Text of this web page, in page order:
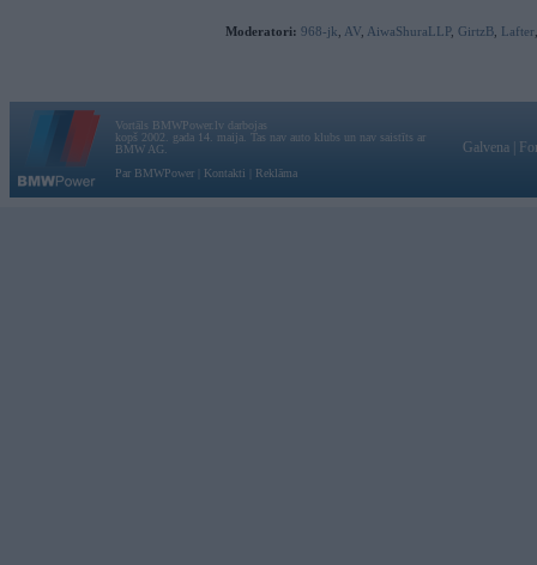
Moderatori: 968-jk AV AiwaShuraLLP, GirtzB Lafter
Vortāls BMWPower.lv darbojas
kopš 2002. gada 14. maija. Tas nav auto klubs un nav saistīts ar
BMW AG.
Par BMWPower
Kontakti Reklāma
Galvena